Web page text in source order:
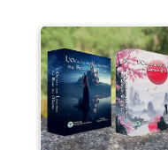
initial
était :
89,60 €.
actuel
est :
79,90 €.